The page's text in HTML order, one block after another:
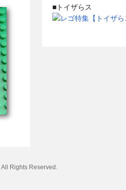
■トイザらス
All Rights Reserved.